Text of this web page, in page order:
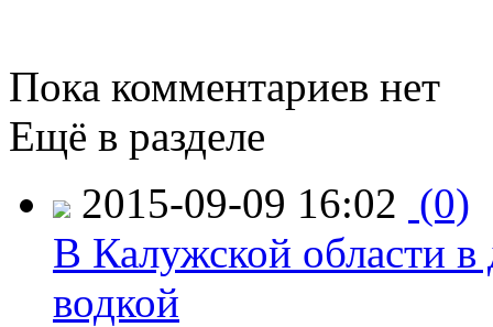
Пока комментариев нет
Ещё в разделе
2015-09-09 16:02 (0)
В Калужской области в
водкой